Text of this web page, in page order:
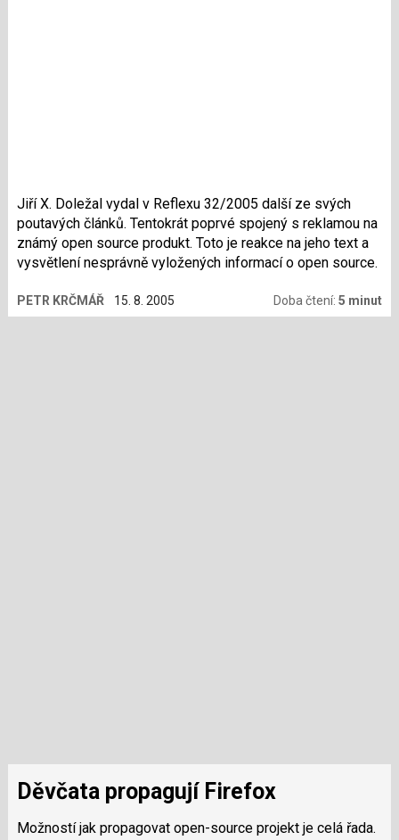
Jiří X. Doležal vydal v Reflexu 32/2005 další ze svých
poutavých článků. Tentokrát poprvé spojený s reklamou na
známý open source produkt. Toto je reakce na jeho text a
vysvětlení nesprávně vyložených informací o open source.
PETR KRČMÁŘ 15. 8. 2005 Doba čtení:5 minut
Děvčata propagují Firefox
Možností jak propagovat open-source projekt je celá řada.